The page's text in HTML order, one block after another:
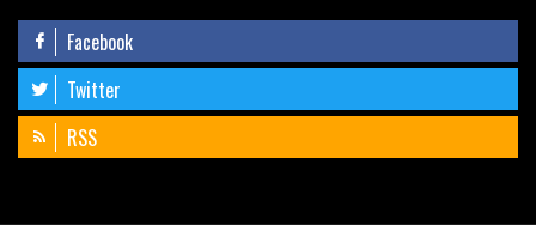
Facebook
Twitter
RSS